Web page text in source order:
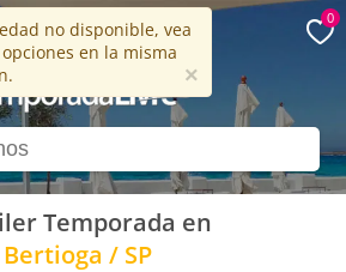
15 años
0
no disponible, vea
en la misma
×
Temporada en
Bertioga / SP